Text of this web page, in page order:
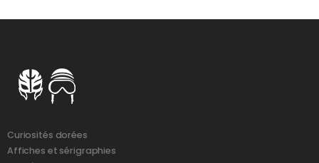
Curiosités dorées
Affiches et sérigraphies